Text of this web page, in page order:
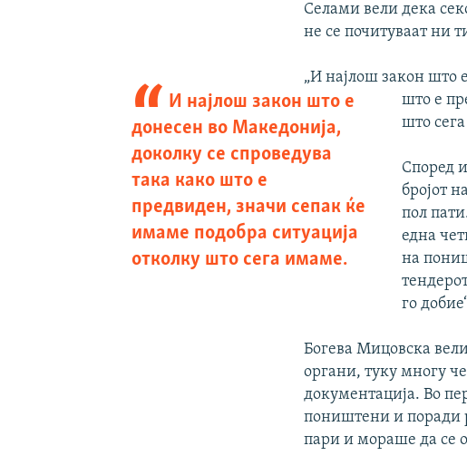
Селами вели дека
не се почитуваат ни
„И најлош закон што
што е
И најлош закон што е
донесен во Македонија,
доколку се спроведува
така како што е
предвиден, значи сепак ќе
имаме подобра ситуација
отколку што сега имаме.
што
Според
бројот
пол
една
на
го
Богева Мицовска
органи, туку многу
документација. Во
поништени и поради
пари и мораше да се